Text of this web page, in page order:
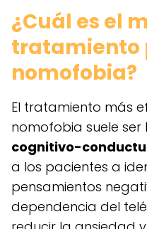
¿Cuál es el
tratamiento
nomofobia?
El tratamiento más
nomofobia suele ser
cognitivo-
a los pacientes a
pensamientos
dependencia del